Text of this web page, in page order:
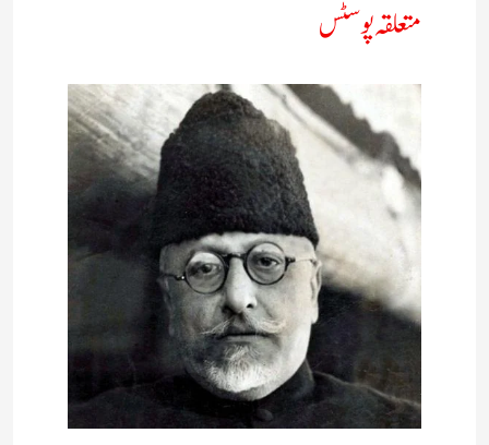
متعلقہ پوسٹس